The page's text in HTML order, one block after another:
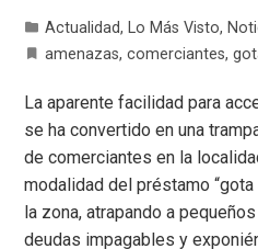
Actualidad, Lo Más Visto,
amenazas,comerciantes,
La aparente facilidad para
se ha convertido en una
de comerciantes en la
modalidad del préstamo
la zona, atrapando a
deudas impagables y